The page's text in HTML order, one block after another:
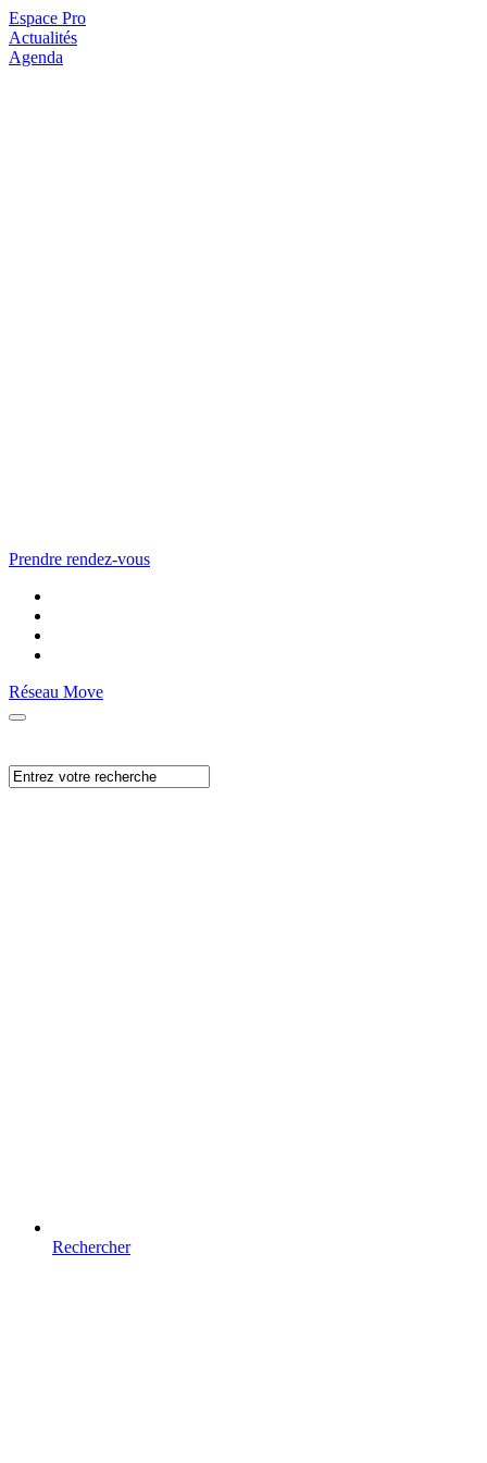
Espace Pro
Actualités
Agenda
Prendre rendez-vous
Réseau Move
Rechercher